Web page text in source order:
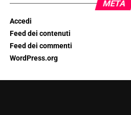
META
Accedi
Feed dei contenuti
Feed dei commenti
WordPress.org